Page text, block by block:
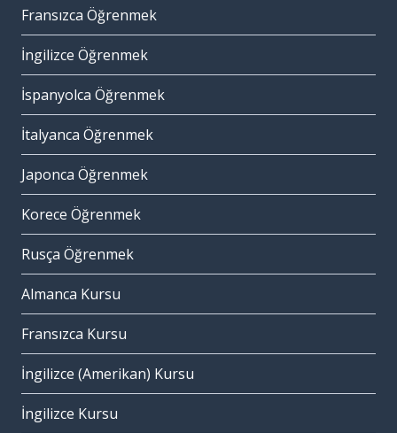
Fransızca Öğrenmek
İngilizce Öğrenmek
İspanyolca Öğrenmek
İtalyanca Öğrenmek
Japonca Öğrenmek
Korece Öğrenmek
Rusça Öğrenmek
Almanca Kursu
Fransızca Kursu
İngilizce (Amerikan) Kursu
İngilizce Kursu